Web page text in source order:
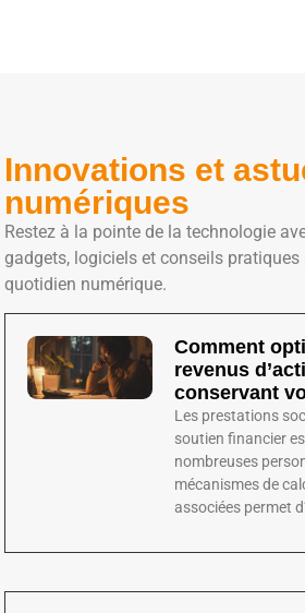
Innovations et
numériques
Restez à la pointe de la technologie
gadgets, logiciels et conseils
quotidien numérique.
Comment
revenus
conservant
Les prestations
soutien financier
nombreuses
mécanismes de
associées permet